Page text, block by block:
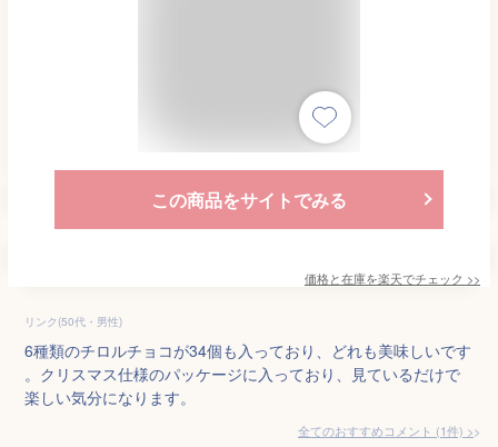
この商品をサイトでみる
価格と在庫を楽天でチェック >>
リンク(50代・男性)
6種類のチロルチョコが34個も入っており、どれも美味しいです
。クリスマス仕様のパッケージに入っており、見ているだけで
楽しい気分になります。
全てのおすすめコメント (1件) >